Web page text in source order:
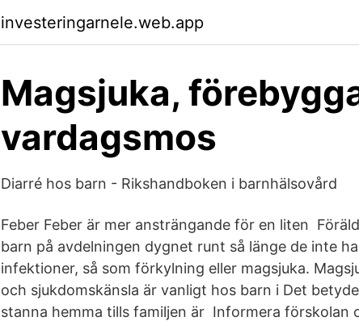
investeringarnele.web.app
Magsjuka,
vardagsmos
Diarré hos barn - Rikshandboken i barnhälsovård
Feber Feber är mer ansträngande för en liten
barn på avdelningen dygnet runt så länge de inte
infektioner, så som förkylning eller magsjuka.
och sjukdomskänsla är vanligt hos barn i Det
stanna hemma tills familjen är Informera förskolan